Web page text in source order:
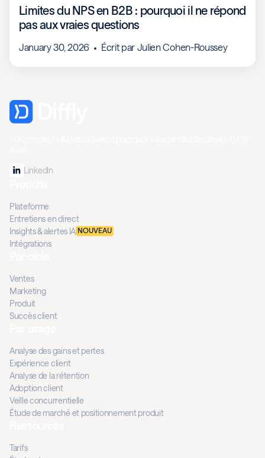
Limites du NPS en B2B : pourquoi il ne répond
pas aux vraies questions
January 30, 2026 Écrit par Julien Cohen-Roussey
LinkedIn
Plateforme
Entretiens en direct
Insights & alertes IA NOUVEAU
Intégrations
Ventes
Marketing
Produit
Succès client
Analyse des gains et pertes
Expérience client
Analyse de la rétention
Adoption client
Veille concurrentielle
Étude de marché et positionnement produit
Tarifs